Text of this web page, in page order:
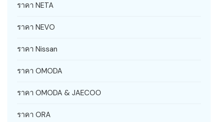
ราคา NETA
ราคา NEVO
ราคา Nissan
ราคา OMODA
ราคา OMODA & JAECOO
ราคา ORA